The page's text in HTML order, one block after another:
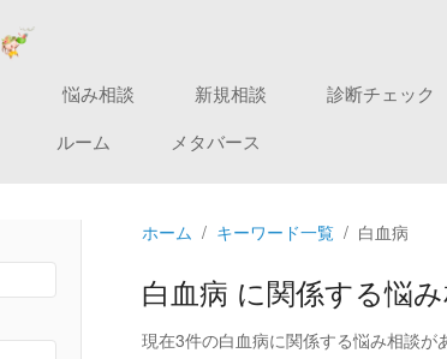
悩み相談 新規相談 診断チェック
ルーム メタバース
ホーム キーワード一覧 白血病
白血病 に関係する悩
現在3件の白血病に関係する悩み相談が